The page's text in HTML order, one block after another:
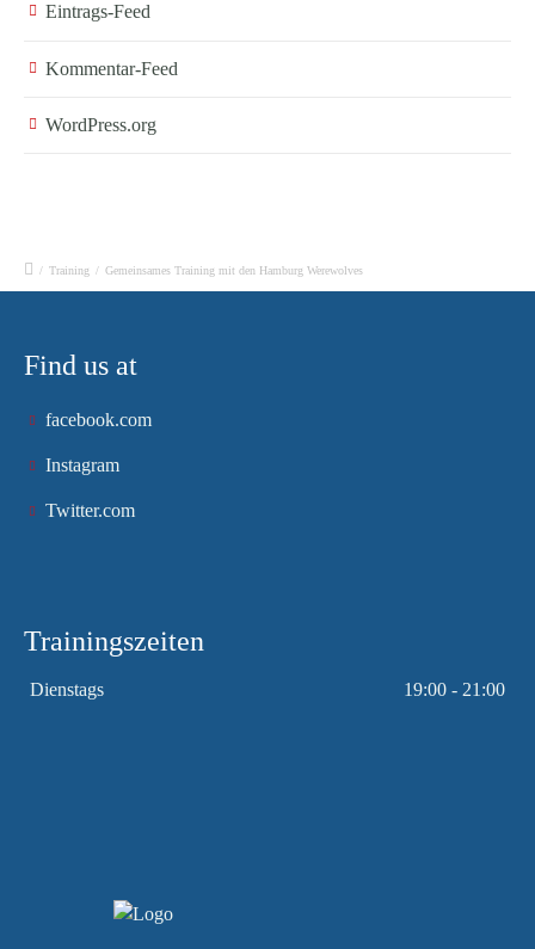
Eintrags-Feed
Kommentar-Feed
WordPress.org
/ Training / Gemeinsames Training mit den Hamburg Werewolves
Find us at
facebook.com
Instagram
Twitter.com
Trainingszeiten
Dienstags 19:00 - 21:00